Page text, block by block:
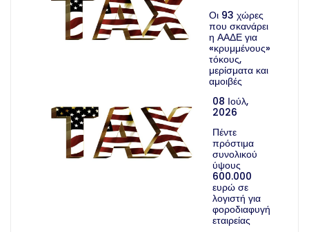
Οι 93 χώρες
που σκανάρει
η ΑΑΔΕ για
«κρυμμένους»
τόκους,
μερίσματα και
αμοιβές
08 Ιούλ,
2026
Πέντε
πρόστιμα
συνολικού
ύψους
600.000
ευρώ σε
λογιστή για
φοροδιαφυγή
εταιρείας